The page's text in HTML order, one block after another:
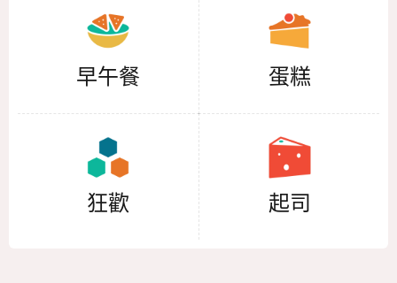
早午餐 蛋糕
狂歡 起司